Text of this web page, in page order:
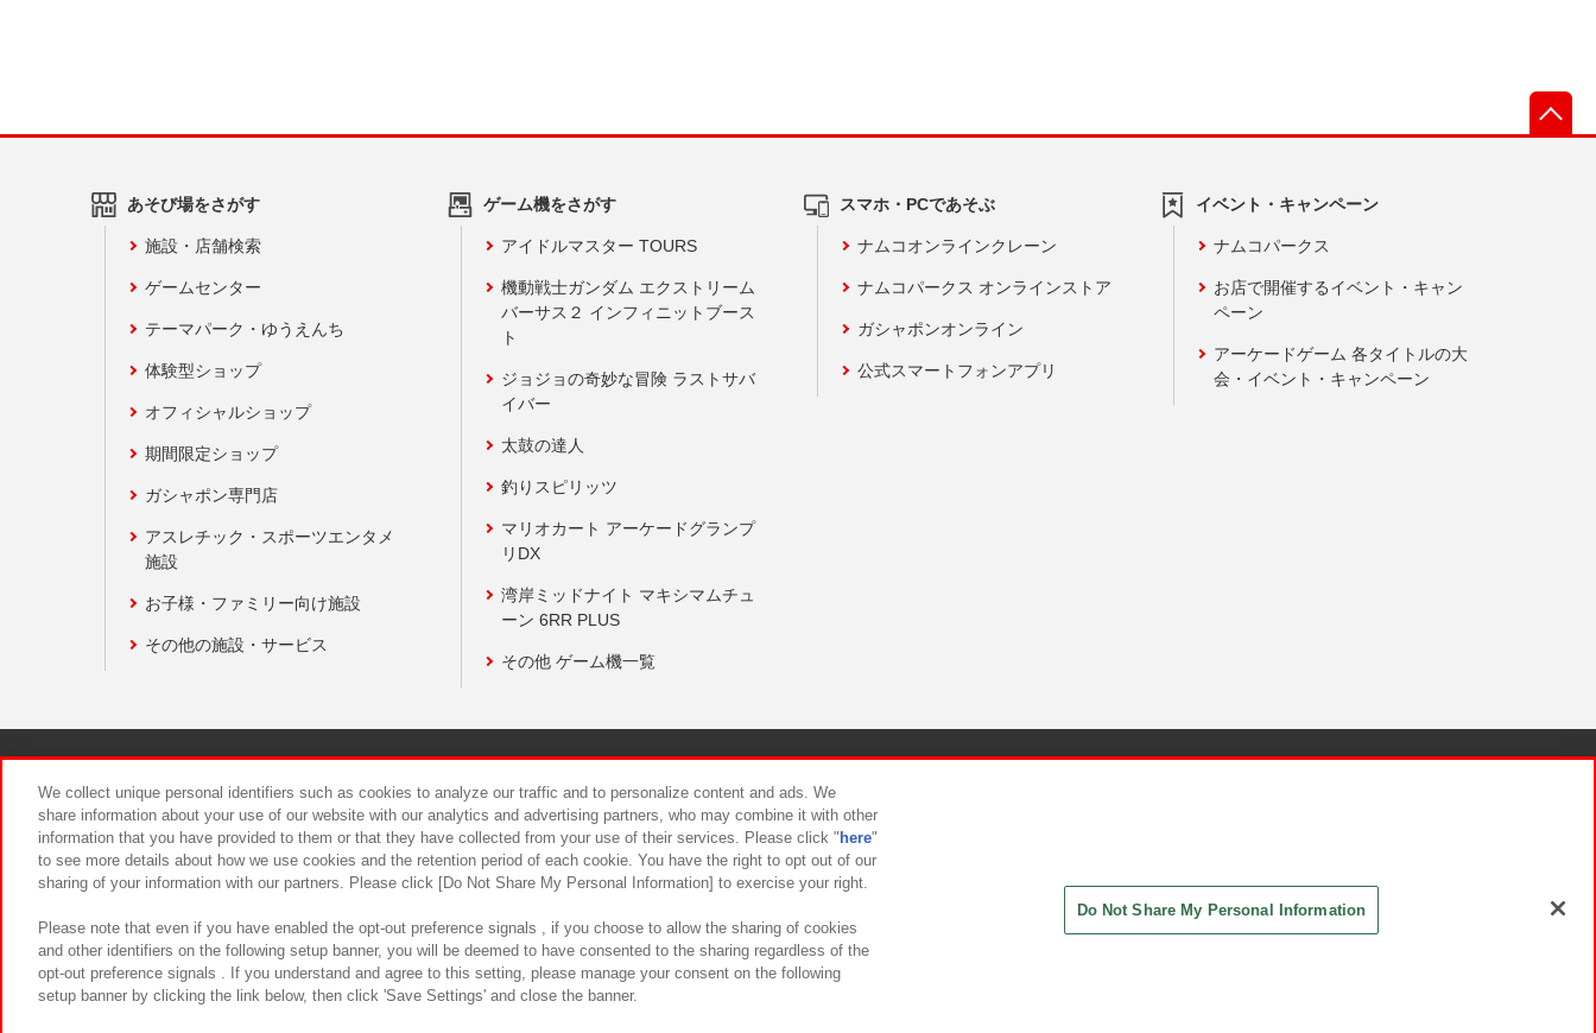
あそび場をさがす
施設・店舗検索
ゲームセンター
テーマパーク・ゆうえんち
体験型ショップ
オフィシャルショップ
期間限定ショップ
ガシャポン専門店
アスレチック・スポーツエンタメ
施設
お子様・ファミリー向け施設
その他の施設・サービス
ゲーム機をさがす
アイドルマスター TOURS
機動戦士ガンダム エクストリーム
バーサス２ インフィニットブース
ト
ジョジョの奇妙な冒険 ラストサバ
イバー
太鼓の達人
釣りスピリッツ
マリオカート アーケードグランプ
リDX
湾岸ミッドナイト マキシマムチュ
ーン 6RR PLUS
その他 ゲーム機一覧
スマホ・PCであそぶ
ナムコオンラインクレーン
ナムコパークス オンラインストア
ガシャポンオンライン
公式スマートフォンアプリ
イベント・キャンペーン
ナムコパークス
お店で開催するイベント・キャン
ペーン
アーケードゲーム 各タイトルの大
会・イベント・キャンペーン
食品のご提供について カスタマーハラスメント対応方針
We collect unique personal identifiers such as cookies to analyze our traffic and to personalize content and ads. We
share information about your use of our website with our analytics and advertising partners, who may combine it with other
information that you have provided to them or that they have collected from your use of their services. Please click " here"
to see more details about how we use cookies and the retention period of each cookie. You have the right to opt out of our
sharing of your information with our partners. Please click [Do Not Share My Personal Information] to exercise your right.
Please note that even if you have enabled the opt-out preference signals , if you choose to allow the sharing of cookies
and other identifiers on the following setup banner, you will be deemed to have consented to the sharing regardless of the
opt-out preference signals . If you understand and agree to this setting, please manage your consent on the following
setup banner by clicking the link below, then click 'Save Settings' and close the banner.
Do Not Share My Personal Information